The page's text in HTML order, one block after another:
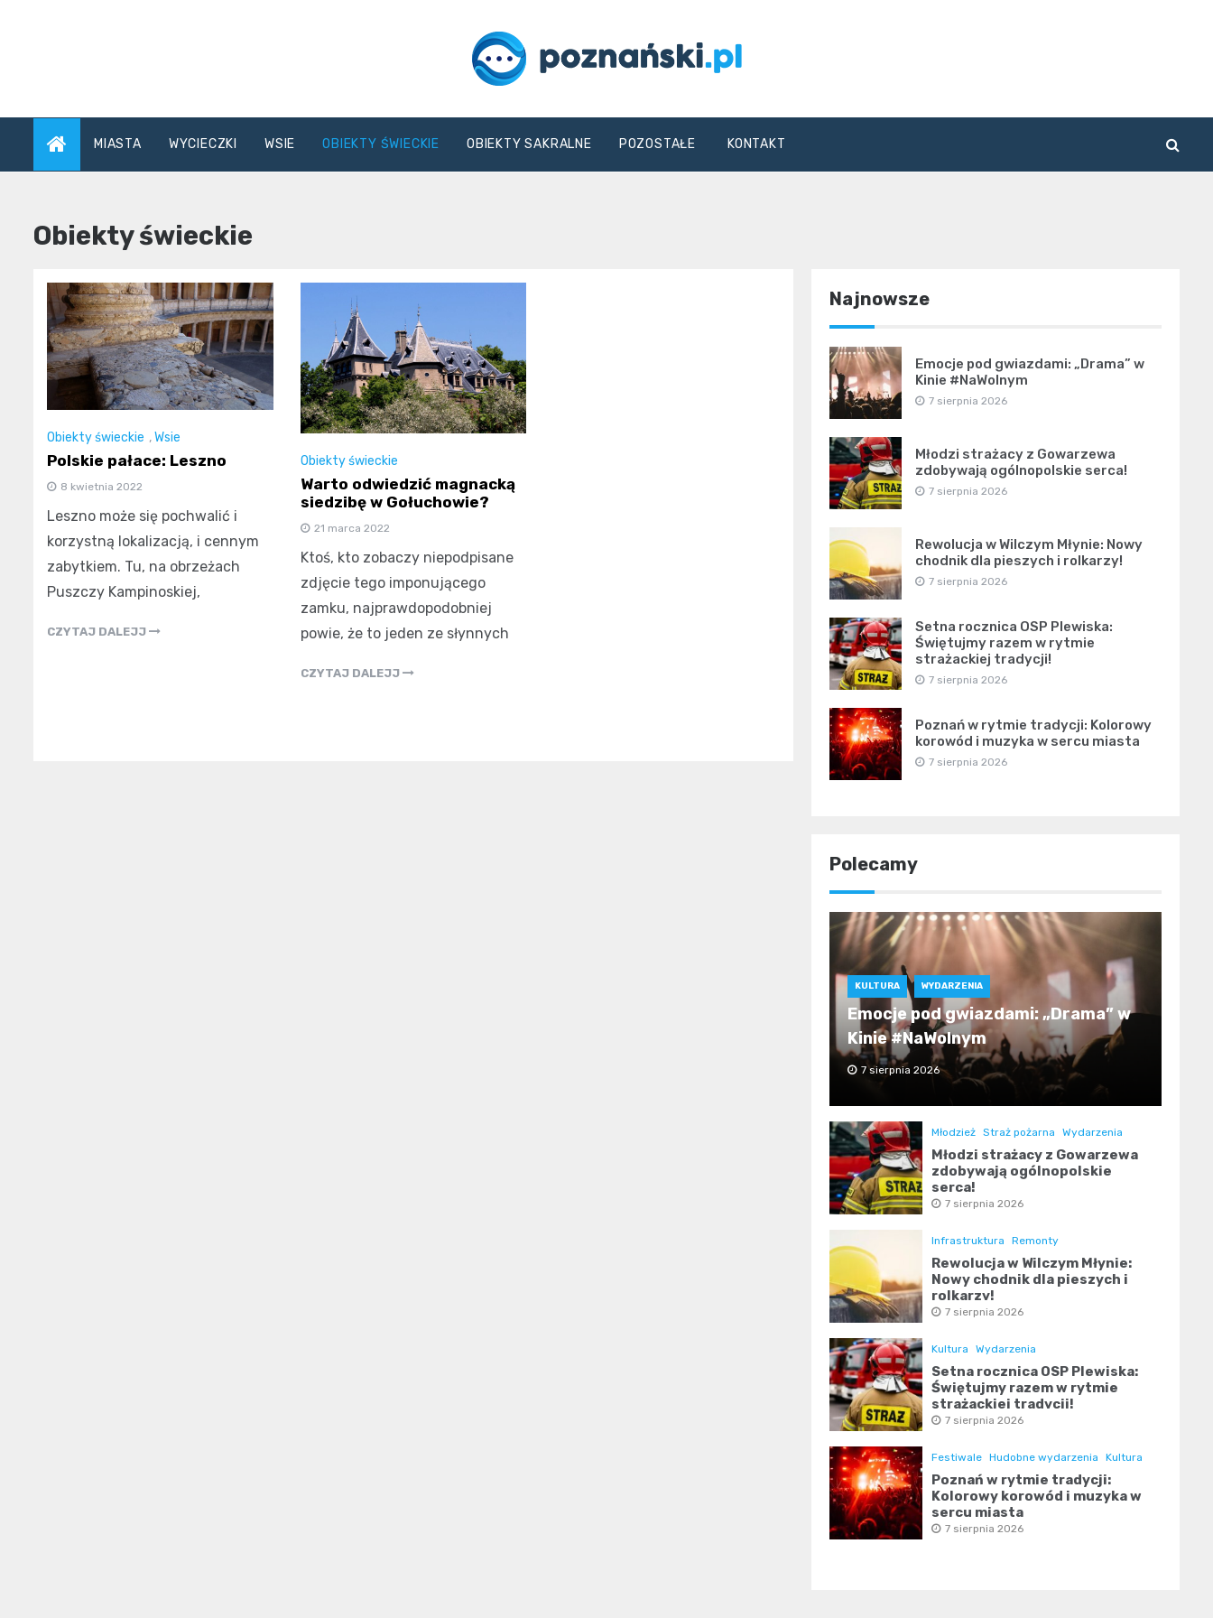
poznanski.pl
MIASTA WYCIECZKI WSIE OBIEKTY ŚWIECKIE OBIEKTY SAKRALNE POZOSTAŁE KONTAKT
Obiekty świeckie
Obiekty świeckie ,Wsie
Polskie pałace: Leszno
8 kwietnia 2022
Leszno może się pochwalić i
korzystną lokalizacją, i cennym
zabytkiem. Tu, na obrzeżach
Puszczy Kampinoskiej,
CZYTAJ DALEJJ
Obiekty świeckie
Warto odwiedzić magnacką
siedzibę w Gołuchowie?
21 marca 2022
Ktoś, kto zobaczy niepodpisane
zdjęcie tego imponującego
zamku, najprawdopodobniej
powie, że to jeden ze słynnych
CZYTAJ DALEJJ
Najnowsze
Emocje pod gwiazdami: „Drama” w
Kinie #NaWolnym
7 sierpnia 2026
Młodzi strażacy z Gowarzewa
zdobywają ogólnopolskie serca!
7 sierpnia 2026
Rewolucja w Wilczym Młynie: Nowy
chodnik dla pieszych i rolkarzy!
7 sierpnia 2026
Setna rocznica OSP Plewiska:
Świętujmy razem w rytmie
strażackiej tradycji!
7 sierpnia 2026
Poznań w rytmie tradycji: Kolorowy
korowód i muzyka w sercu miasta
7 sierpnia 2026
Polecamy
KULTURA WYDARZENIA
Emocje pod gwiazdami: „Drama” w
Kinie #NaWolnym
7 sierpnia 2026
Młodzież Straż pożarna Wydarzenia
Młodzi strażacy z Gowarzewa
zdobywają ogólnopolskie
serca!
7 sierpnia 2026
Infrastruktura Remonty
Rewolucja w Wilczym Młynie:
Nowy chodnik dla pieszych i
rolkarzy!
7 sierpnia 2026
Kultura Wydarzenia
Setna rocznica OSP Plewiska:
Świętujmy razem w rytmie
strażackiej tradycji!
7 sierpnia 2026
Festiwale Hudobne wydarzenia Kultura
Poznań w rytmie tradycji:
Kolorowy korowód i muzyka w
sercu miasta
7 sierpnia 2026